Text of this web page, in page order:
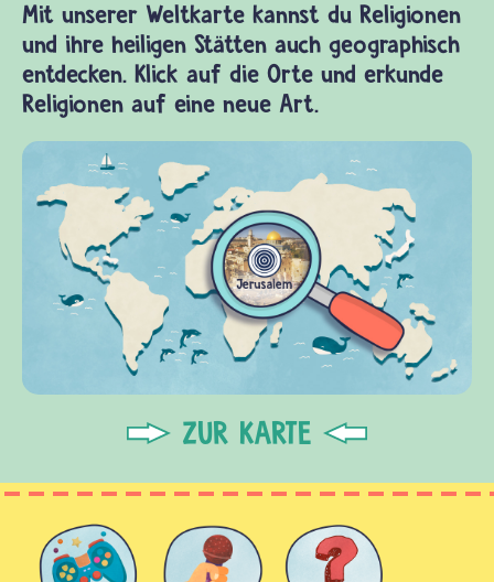
Mit unserer Weltkarte kannst du Religionen
und ihre heiligen Stätten auch geographisch
entdecken. Klick auf die Orte und erkunde
Religionen auf eine neue Art.
ZUR KARTE